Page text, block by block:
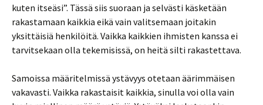
kuten itseäsi”. Tässä siis suoraan ja selvästi käsketään
rakastamaan kaikkia eikä vain valitsemaan joitakin
yksittäisiä henkilöitä. Vaikka kaikkien ihmisten kanssa ei
tarvitsekaan olla tekemisissä, on heitä silti rakastettava.
Samoissa määritelmissä ystävyys otetaan äärimmäisen
vakavasti. Vaikka rakastaisit kaikkia, sinulla voi olla vain